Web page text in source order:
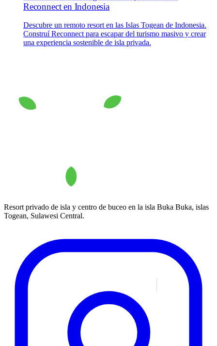
Resort privado de isla y centro de buceo en la isla Buka Buka, islas
Togean, Sulawesi Central.